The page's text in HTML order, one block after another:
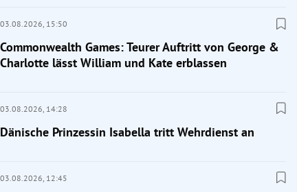
03.08.2026, 15:50
Commonwealth Games: Teurer Auftritt von George &
Charlotte lässt William und Kate erblassen
03.08.2026, 14:28
Dänische Prinzessin Isabella tritt Wehrdienst an
03.08.2026, 12:45